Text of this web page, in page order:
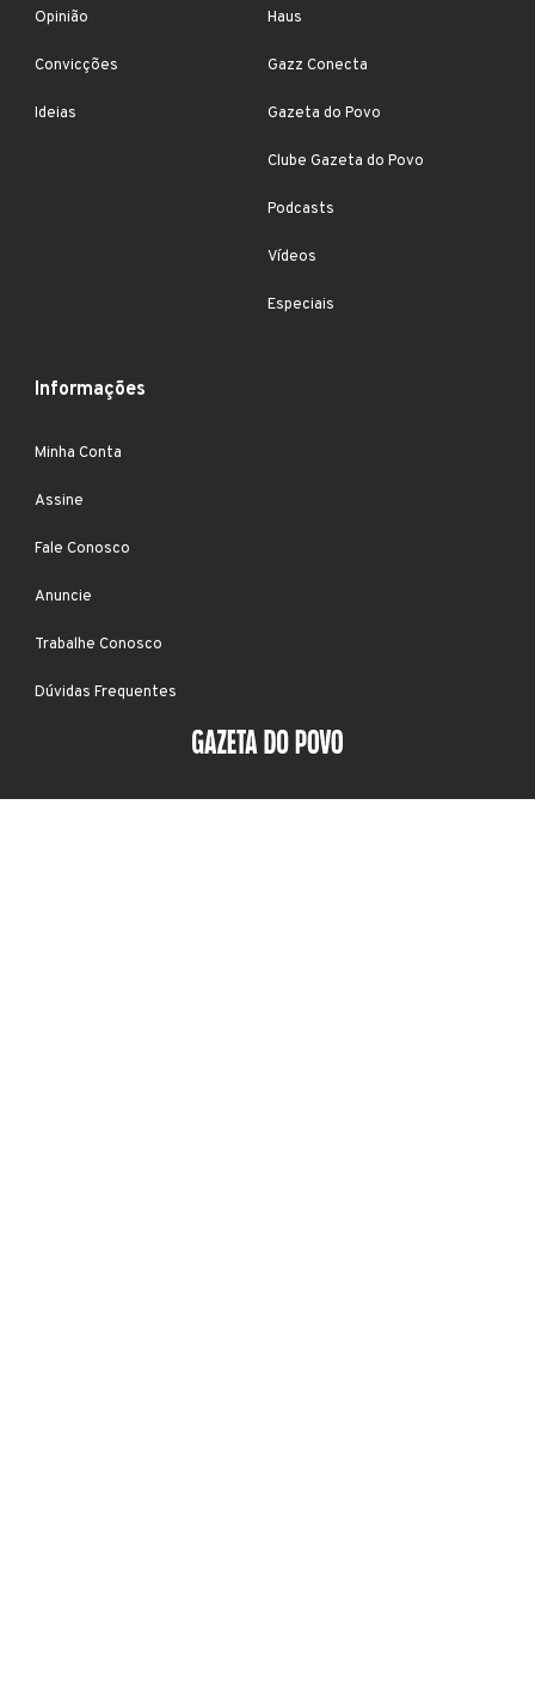
Opinião
Convicções
Ideias
Haus
Gazz Conecta
Gazeta do Povo
Clube Gazeta do Povo
Podcasts
Vídeos
Especiais
Informações
Minha Conta
Assine
Fale Conosco
Anuncie
Trabalhe Conosco
Dúvidas Frequentes